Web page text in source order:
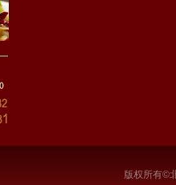
版权所有©